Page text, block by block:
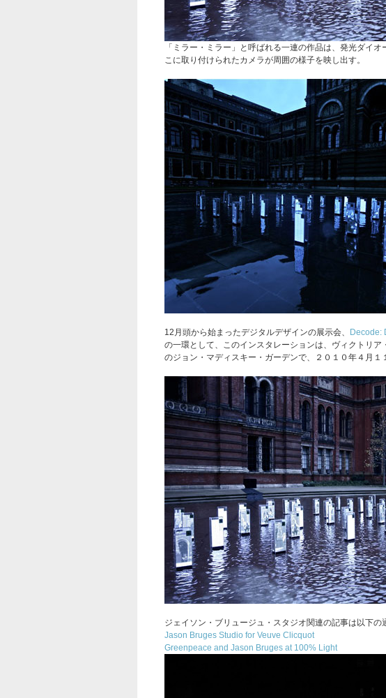
「ミラー・ミラー」と呼ばれる一連の作品は、発光ダイ
こに取り付けられたカメラが周囲の様子を映し出す。
12月頭から始まったデジタルデザインの展示会、
Decode:
の一環として、このインスタレーションは、ヴィクトリア
のジョン・マディスキー・ガーデンで、２０１０年４月１
ジェイソン・ブリュージュ・スタジオ関連の記事は以下の
Jason Bruges Studio for Veuve Clicquot
Greenpeace and Jason Bruges at 100% Light